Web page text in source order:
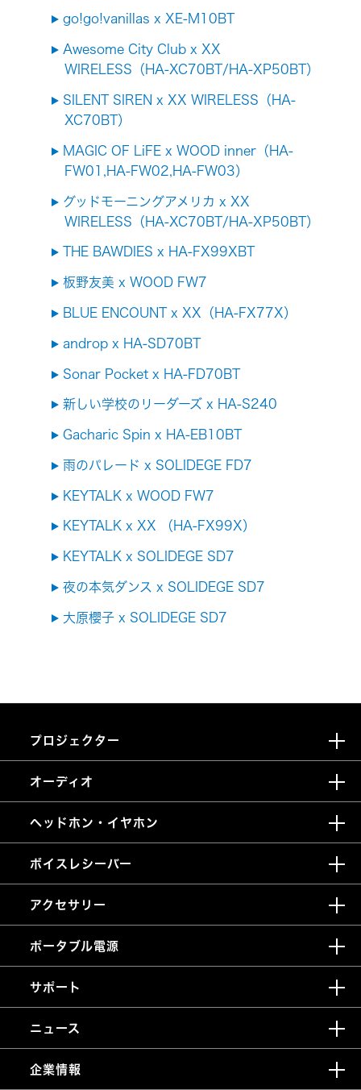
go!go!vanillas x XE-M10BT
Awesome City Club x XX
WIRELESS（HA-XC70BT/HA-XP50BT）
SILENT SIREN x XX WIRELESS（HA-
XC70BT）
MAGIC OF LiFE x WOOD inner（HA-
FW01,HA-FW02,HA-FW03）
グッドモーニングアメリカ x XX
WIRELESS（HA-XC70BT/HA-XP50BT）
THE BAWDIES x HA-FX99XBT
板野友美 x WOOD FW7
BLUE ENCOUNT x XX（HA-FX77X）
androp x HA-SD70BT
Sonar Pocket x HA-FD70BT
新しい学校のリーダーズ x HA-S240
Gacharic Spin x HA-EB10BT
雨のパレード x SOLIDEGE FD7
KEYTALK x WOOD FW7
KEYTALK x XX （HA-FX99X）
KEYTALK x SOLIDEGE SD7
夜の本気ダンス x SOLIDEGE SD7
大原櫻子 x SOLIDEGE SD7
プロジェクター
オーディオ
ヘッドホン・イヤホン
ボイスレシーバー
アクセサリー
ポータブル電源
サポート
ニュース
企業情報